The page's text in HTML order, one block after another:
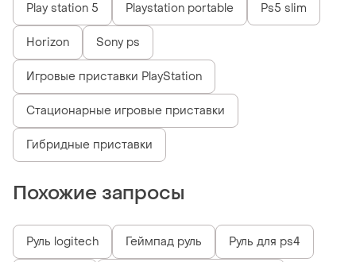
Play station 5 Playstation portable Ps5 slim
Horizon Sony ps
Игровые приставки PlayStation
Стационарные игровые приставки
Гибридные приставки
Похожие запросы
Руль logitech Геймпад руль Руль для ps4